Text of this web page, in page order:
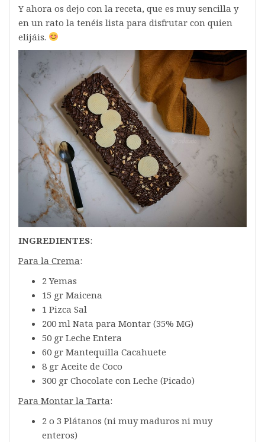
Y ahora os dejo con la receta, que es muy sencilla y
en un rato la tenéis lista para disfrutar con quien
elijáis.
INGREDIENTES:
Para la Crema:
2 Yemas
15 gr Maicena
1 Pizca Sal
200 ml Nata para Montar (35% MG)
50 gr Leche Entera
60 gr Mantequilla Cacahuete
8 gr Aceite de Coco
300 gr Chocolate con Leche (Picado)
Para Montar la Tarta:
2 o 3 Plátanos (ni muy maduros ni muy
enteros)